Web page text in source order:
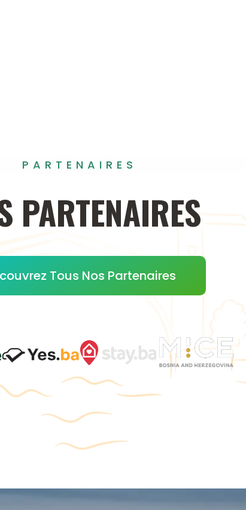
PARTENAIRES
PARTENAIRES
Tous Nos Partenaires